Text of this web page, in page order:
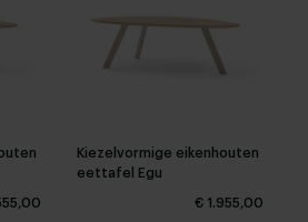
Kiezelvormige eikenhouten
eettafel Egu
€ 1.955,00